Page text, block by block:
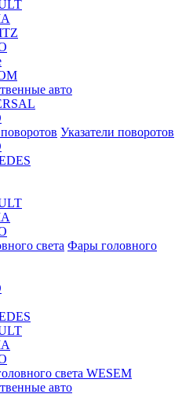
авто
Указатели поворотов
Фары головного
света WESEM
авто